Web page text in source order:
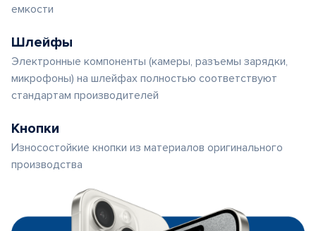
емкости
Шлейфы
Электронные компоненты (камеры, разъемы зарядки,
микрофоны) на шлейфах полностью соответствуют
стандартам производителей
Кнопки
Износостойкие кнопки из материалов оригинального
производства